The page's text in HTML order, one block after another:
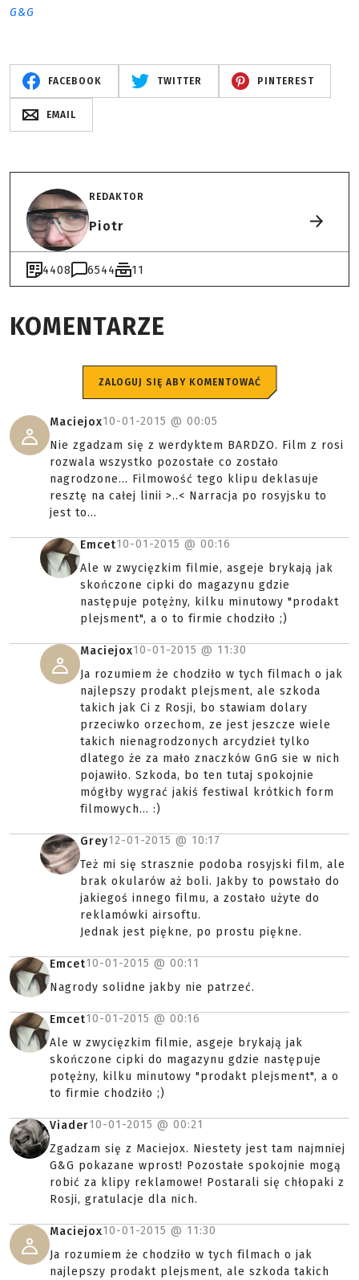
G&G
FACEBOOK TWITTER PINTEREST
EMAIL
REDAKTOR
Piotr
4408 6544 11
KOMENTARZE
ZALOGUJ SIĘ ABY KOMENTOWAĆ
Maciejox10-01-2015 @ 00:05
Nie zgadzam się z werdyktem BARDZO. Film z rosi
rozwala wszystko pozostałe co zostało
nagrodzone... Filmowość tego klipu deklasuje
resztę na całej linii >..< Narracja po rosyjsku to
jest to...
Emcet10-01-2015 @ 00:16
Ale w zwycięzkim filmie, asgeje brykają jak
skończone cipki do magazynu gdzie
następuje potężny, kilku minutowy "prodakt
plejsment", a o to firmie chodziło ;)
Maciejox10-01-2015 @ 11:30
Ja rozumiem że chodziło w tych filmach o jak
najlepszy prodakt plejsment, ale szkoda
takich jak Ci z Rosji, bo stawiam dolary
przeciwko orzechom, ze jest jeszcze wiele
takich nienagrodzonych arcydzieł tylko
dlatego że za mało znaczków GnG sie w nich
pojawiło. Szkoda, bo ten tutaj spokojnie
mógłby wygrać jakiś festiwal krótkich form
filmowych... :)
Grey12-01-2015 @ 10:17
Też mi się strasznie podoba rosyjski film, ale
brak okularów aż boli. Jakby to powstało do
jakiegoś innego filmu, a zostało użyte do
reklamówki airsoftu.
Jednak jest piękne, po prostu piękne.
Emcet10-01-2015 @ 00:11
Nagrody solidne jakby nie patrzeć.
Emcet10-01-2015 @ 00:16
Ale w zwycięzkim filmie, asgeje brykają jak
skończone cipki do magazynu gdzie następuje
potężny, kilku minutowy "prodakt plejsment", a o
to firmie chodziło ;)
Viader10-01-2015 @ 00:21
Zgadzam się z Maciejox. Niestety jest tam najmniej
G&G pokazane wprost! Pozostałe spokojnie mogą
robić za klipy reklamowe! Postarali się chłopaki z
Rosji, gratulacje dla nich.
Maciejox10-01-2015 @ 11:30
Ja rozumiem że chodziło w tych filmach o jak
najlepszy prodakt plejsment, ale szkoda takich